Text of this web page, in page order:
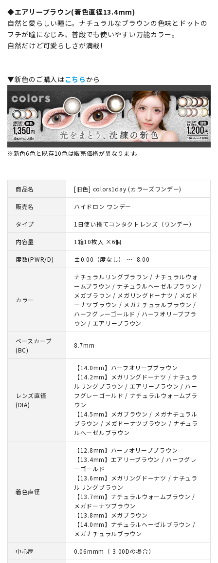
◆エアリーブラウン(着色直径13.4mm)
自然と愛らしい瞳に。ナチュラルなブラウンの色味とドットの
フチが瞳になじみ、普段でも使いやすい万能カラー。
自然だけど可愛らしさが満載!
▼新色のご購入はこちらから
※新色6色と既存10色は販売価格が異なります。
商品名 [旧色] colors1day (カラーズワンデー)
販売名 ハイドロン ワンデー
タイプ 1日使い捨てコンタクトレンズ（ワンデー）
内容量 1箱10枚入 ×6個
度数(PWR/D) ±0.00（度なし） ～ -8.00
カラー
ナチュラルリングブラウン / ナチュラルウォ
ームブラウン / ナチュラルヘーゼルブラウン /
メガブラウン / メガリングドーナツ / メガド
ーナツブラウン / メガナチュラルブラウン /
ハーフグレーゴールド / ハーフオリーブブラ
ウン / エアリーブラウン
ベースカーブ
(BC)
8.7mm
レンズ直径
(DIA)
【14.0mm】ハーフオリーブブラウン
【14.2mm】メガリングドーナツ / ナチュラ
ルリングブラウン / エアリーブラウン / ハー
フグレーゴールド / ナチュラルウォームブラ
ウン
【14.5mm】メガブラウン / メガナチュラル
ブラウン / メガドーナツブラウン / ナチュラ
ルヘーゼルブラウン
着色直径
【12.8mm】ハーフオリーブブラウン
【13.4mm】エアリーブラウン / ハーフグレ
ーゴールド
【13.6mm】メガリングドーナツ / ナチュラ
ルリングブラウン
【13.7mm】ナチュラルウォームブラウン /
メガドーナツブラウン
【13.8mm】メガブラウン
【14.0mm】ナチュラルヘーゼルブラウン /
メガナチュラルブラウン
中心厚 0.06mmm（-3.00Dの場合）